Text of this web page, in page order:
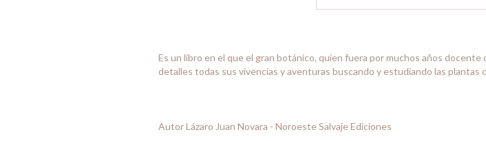
Es un libro en el que el gran botánico, quien fuera por muchos años docente
detalles todas sus vivencias y aventuras buscando y estudiando las plantas
Autor Lázaro Juan Novara - Noroeste Salvaje Ediciones